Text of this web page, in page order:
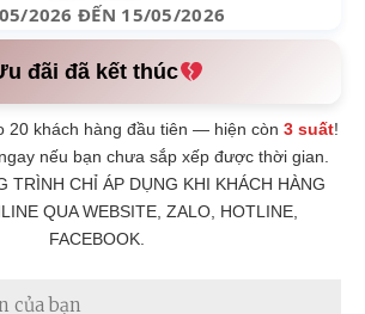
2026 ĐẾN 15/05/2026
đãi đã kết thúc
20 khách hàng đầu tiên — hiện còn3 suất!
nếu bạn chưa sắp xếp được thời gian.
TRÌNH CHỈ ÁP DỤNG KHI KHÁCH HÀNG
QUA WEBSITE, ZALO, HOTLINE,
FACEBOOK.